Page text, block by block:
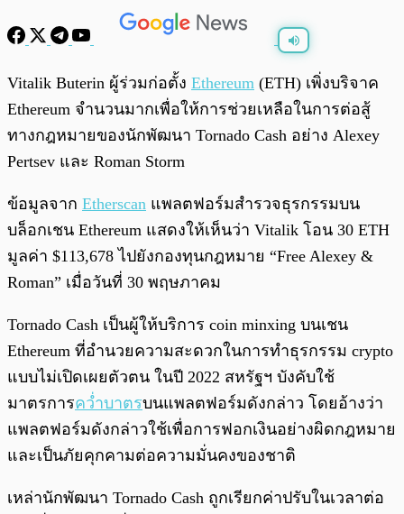
0:00 /0:00
Vitalik Buterin ผู้ร่วมก่อตั้ง Ethereum (ETH) เพิ่งบริจาค
Ethereum จำนวนมากเพื่อให้การช่วยเหลือในการต่อสู้
ทางกฎหมายของนักพัฒนา Tornado Cash อย่าง Alexey
Pertsev และ Roman Storm
ข้อมูลจาก Etherscan แพลตฟอร์มสำรวจธุรกรรมบน
บล็อกเชน Ethereum แสดงให้เห็นว่า Vitalik โอน 30 ETH
มูลค่า $113,678 ไปยังกองทุนกฎหมาย “Free Alexey &
Roman” เมื่อวันที่ 30 พฤษภาคม
Tornado Cash เป็นผู้ให้บริการ coin minxing บนเชน
Ethereum ที่อำนวยความสะดวกในการทำธุรกรรม crypto
แบบไม่เปิดเผยตัวตน ในปี 2022 สหรัฐฯ บังคับใช้
มาตรการคว่ำบาตรบนแพลตฟอร์มดังกล่าว โดยอ้างว่า
แพลตฟอร์มดังกล่าวใช้เพื่อการฟอกเงินอย่างผิดกฎหมาย
และเป็นภัยคุกคามต่อความมั่นคงของชาติ
เหล่านักพัฒนา Tornado Cash ถูกเรียกค่าปรับในเวลาต่อ